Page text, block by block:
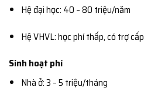
Hệ đại học: 40 – 80 triệu/năm
Hệ VHVL: học phí thấp, có trợ cấp
Sinh hoạt phí
Nhà ở: 3 – 5 triệu/tháng